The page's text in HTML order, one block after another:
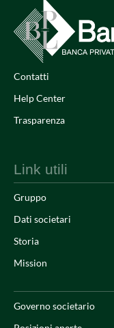
Contatti
Help Center
Trasparenza
Link utili
Gruppo
Dati societari
Storia
Mission
Governo societario